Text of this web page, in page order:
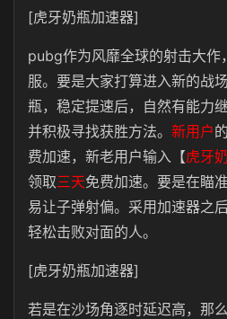
[虎牙奶瓶加速器]
pubg作为风靡全球的射击大作
服。要是大家打算进入新的战
瓶，稳定提速后，自然有能力
并积极寻找获胜方法。 新用户
费加速，新老用户输入【虎牙
领取三天免费加速。要是在瞄
易让子弹射偏。采用加速器之
轻松击败对面的人。
[虎牙奶瓶加速器]
若是在沙场角逐时延迟高，那